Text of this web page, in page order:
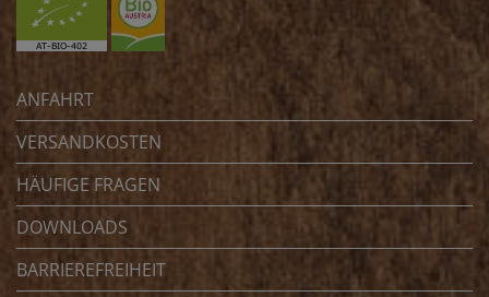
ANFAHRT
VERSANDKOSTEN
HÄUFIGE FRAGEN
DOWNLOADS
BARRIEREFREIHEIT